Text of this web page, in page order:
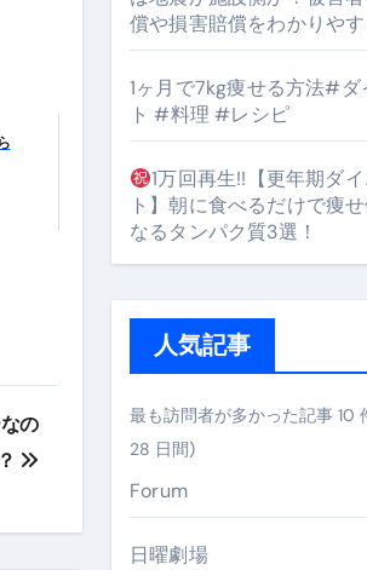
るのが独自ドメイン
安で手に入れる方法
Peach／FDA／ソラシドエアを目的別
。いま選ばれている新定番ドメイン
レ #美容 #健康 #雑学 #ナレーター #
の
償や損害賠償をわかりや
1ヶ月で7kg痩せる方法#ダ
ト #料理 #レシピ
1万回再生!!【更年期ダイ
ト】朝に食べるだけで痩
なるタンパク質3選！
人気記事
最も訪問者が多かった記事 10
28 日間)
Forum
日曜劇場